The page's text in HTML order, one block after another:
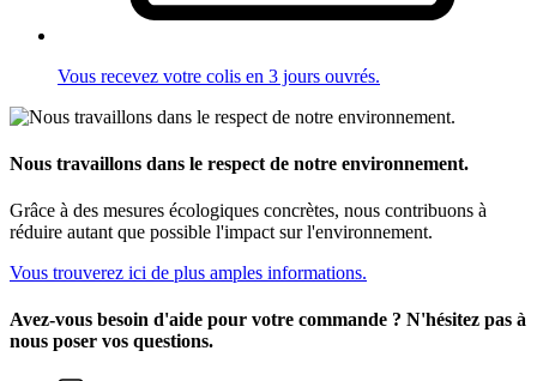
Vous recevez votre colis en 3 jours ouvrés.
Nous travaillons dans le respect de notre environnement.
Grâce à des mesures écologiques concrètes, nous contribuons à
réduire autant que possible l'impact sur l'environnement.
Vous trouverez ici de plus amples informations.
Avez-vous besoin d'aide pour votre commande ? N'hésitez pas à
nous poser vos questions.